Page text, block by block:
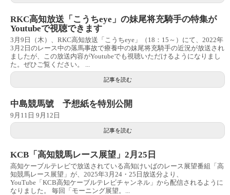
RKC高知放送「こうちeye」の妹尾将充騎手の特集が
Youtubeで視聴できます
3月9日（木）、RKC高知放送「こうちeye」（18：15～）にて、2022年
3月2日のレース中の落馬事故で療養中の妹尾将充騎手の近況が放送され
ましたが、この放送内容がYoutubeでも視聴いただけるようになりまし
た。ぜひご覧ください。 ...
記事を読む
中島競馬號 予想紙を特別公開
9月11日 9月12日
記事を読む
KCB「高知競馬レース展望」2月25日
高知ケーブルテレビで放送されている高知けいばのレース展望番組「高
知競馬レース展望」が、2025年3月24・25日放送分より、
YouTube「KCB高知ケーブルテレビチャンネル」から配信されるように
なりました。 毎回「モーニング展望。...